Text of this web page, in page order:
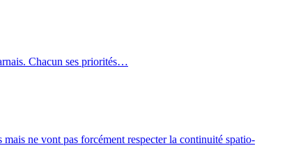
Chacun ses priorités…
ne vont pas forcément respecter la continuité spatio-